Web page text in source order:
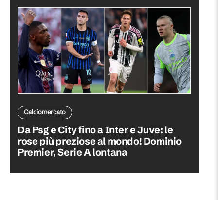
Calciomercato
Da Psg e City fino a Inter e Juve: le
rose più preziose al mondo! Dominio
Premier, Serie A lontana